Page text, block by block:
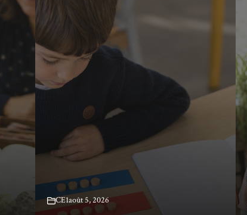
CE1août 5, 2026